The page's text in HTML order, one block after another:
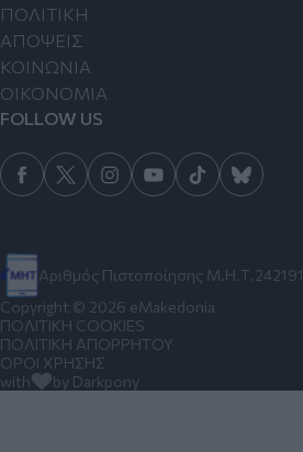
Αριθμός Πιστοποίησης Μ.Η.Τ.242191
ΠΟΛΙΤΙΚΗ
ΑΠΟΨΕΙΣ
ΚΟΙΝΩΝΙΑ
ΟΙΚΟΝΟΜΙΑ
FOLLOW US
Copyright © 2026 eMakedonia
ΠΟΛΙΤΙΚΗ COOKIES
ΠΟΛΙΤΙΚΗ ΑΠΟΡΡΗΤΟΥ
ΟΡΟΙ ΧΡΗΣΗΣ
with
by Darkpony